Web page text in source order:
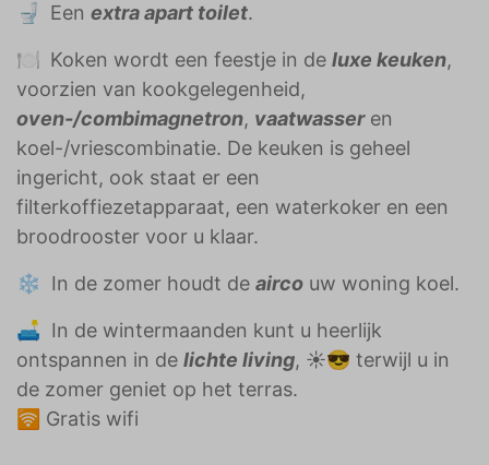
🚽 Een extra apart toilet.
🍽️ Koken wordt een feestje in de luxe keuken,
voorzien van kookgelegenheid,
oven-/combimagnetron, vaatwasseren
koel-/vriescombinatie. De keuken is geheel
ingericht, ook staat er een
filterkoffiezetapparaat, een waterkoker en een
broodrooster voor u klaar.
❄️ In de zomer houdt de airco uw woning koel.
🛋️ In de wintermaanden kunt u heerlijk
ontspannen in de lichte living, ☀️😎 terwijl u in
de zomer geniet op het terras.
🛜 Gratis wifi